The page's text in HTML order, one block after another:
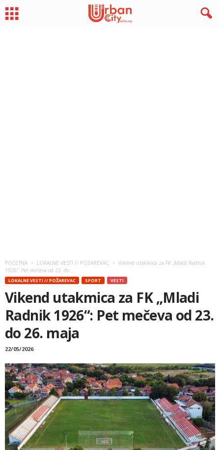
POČETNA LOKALNE VESTI // POŽAREVAC
Vikend utakmica za FK „Mladi Radnik
1926“: Pet mečeva od 23. do...
LOKALNE VESTI // POŽAREVAC SPORT VESTI
Vikend utakmica za FK „Mladi
Radnik 1926“: Pet mečeva od 23.
do 26. maja
22/05/2026